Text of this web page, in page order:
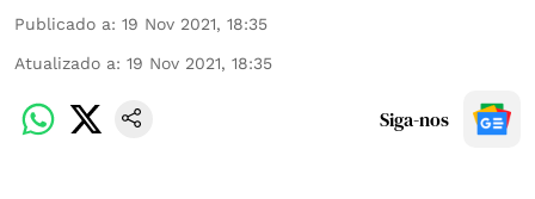
Publicado a: 19 Nov 2021, 18:35
Atualizado a: 19 Nov 2021, 18:35
Siga-nos